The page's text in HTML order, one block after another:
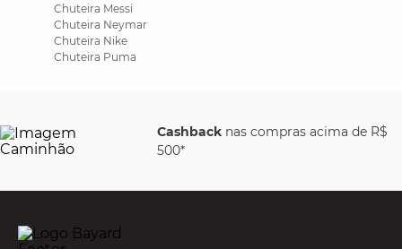
Chuteira Messi
Chuteira Neymar
Chuteira Nike
Chuteira Puma
Cashbacknas compras acima de R$
500*